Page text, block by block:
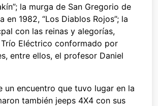
la murga de San Gregorio de
en 1982, “Los Diablos Rojos”; la
con las reinas y alegorías,
Eléctrico conformado por
entre ellos, el profesor Daniel
un encuentro que tuvo lugar en la
también jeeps 4X4 con sus